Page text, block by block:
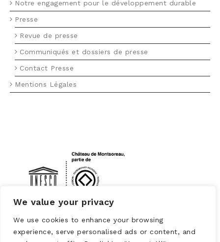
We value your privacy
We use cookies to enhance your browsing
experience, serve personalised ads or content, and
Notre engagement pour le développement durable
Presse
Revue de presse
Communiqués et dossiers de presse
Contact Presse
Mentions Légales